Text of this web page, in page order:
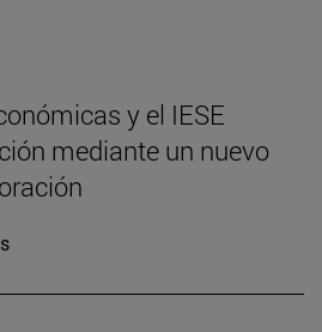
y el IESE
mediante un nuevo